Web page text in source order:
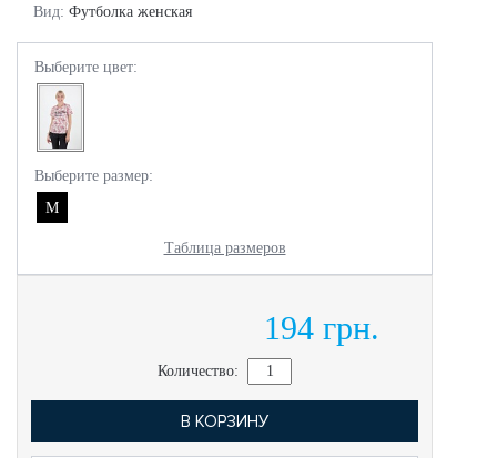
Вид: Футболка женская
Выберите цвет:
Выберите размер:
M
Таблица размеров
194 грн.
Количество:
В КОРЗИНУ